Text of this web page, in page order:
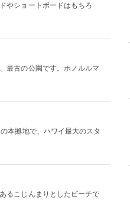
やショートボードはもちろ
最古の公園です。ホノルルマ
本拠地で、ハワイ最大のスタ
るこじんまりとしたビーチで